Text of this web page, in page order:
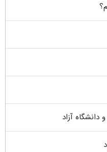
آزاد